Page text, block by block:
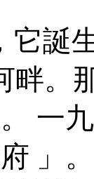
它誕
畔。
一
」。